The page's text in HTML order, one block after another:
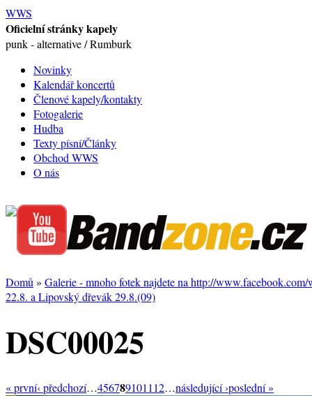
WWS
Oficielní stránky kapely
punk - alternative / Rumburk
Novinky
Kalendář koncertů
Členové kapely/kontakty
Fotogalerie
Hudba
Texty písní/Články
Obchod WWS
O nás
Domů » Galerie - mnoho fotek najdete na http://www.facebook.com/
22.8. a Lipovský dřevák 29.8.(09)
DSC00025
« první‹ předchozí…4567891011 12…následující ›poslední »